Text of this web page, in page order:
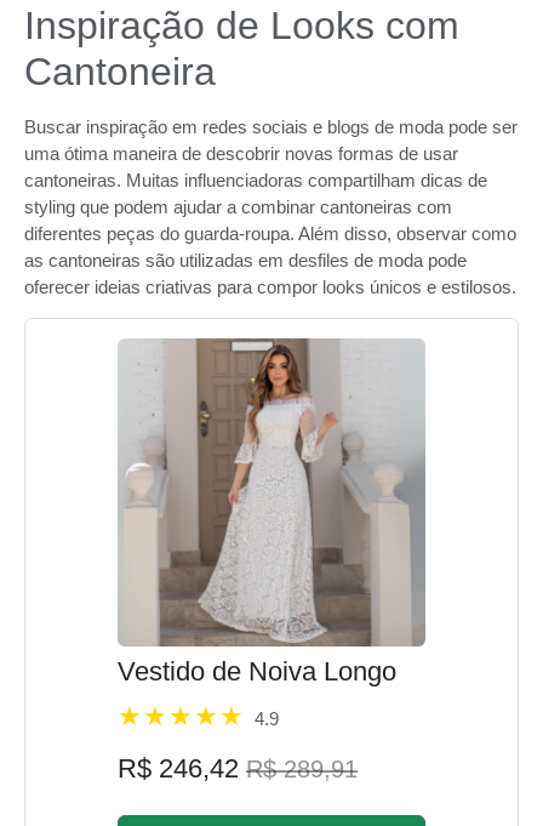
Inspiração de Looks com
Cantoneira
Buscar inspiração em redes sociais e blogs de moda pode ser
uma ótima maneira de descobrir novas formas de usar
cantoneiras. Muitas influenciadoras compartilham dicas de
styling que podem ajudar a combinar cantoneiras com
diferentes peças do guarda-roupa. Além disso, observar como
as cantoneiras são utilizadas em desfiles de moda pode
oferecer ideias criativas para compor looks únicos e estilosos.
Vestido de Noiva Longo
4.9
R$ 246,42 R$ 289,91